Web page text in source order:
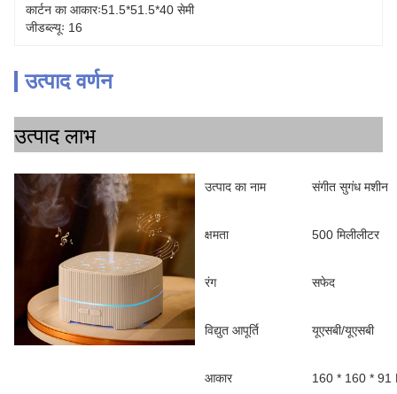
कार्टन का आकारः51.5*51.5*40 सेमी
जीडब्ल्यूः 16
उत्पाद वर्णन
उत्पाद लाभ
उत्पाद का नाम संगीत सुगंध मशीन
क्षमता 500 मिलीलीटर
रंग सफेद
विद्युत आपूर्ति यूएसबी/यूएसबी
आकार 160 * 160 * 91